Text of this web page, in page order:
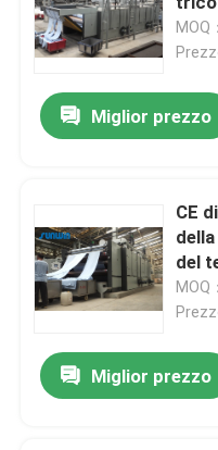
MOQ
Miglior prezzo
CE
del
MOQ
Miglior prezzo